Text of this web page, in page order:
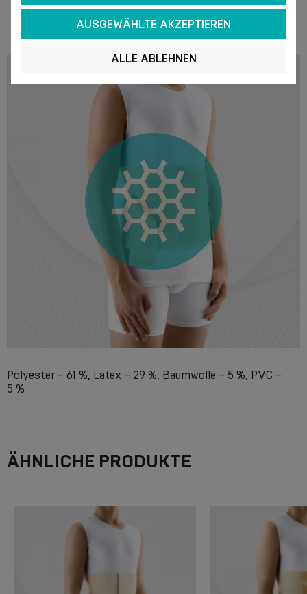
Polyester – 61 %, Latex – 29 %, Baumwolle – 5 %, PVC –
5 %
ÄHNLICHE PRODUKTE
AUSGEWÄHLTE AKZEPTIEREN
ALLE ABLEHNEN